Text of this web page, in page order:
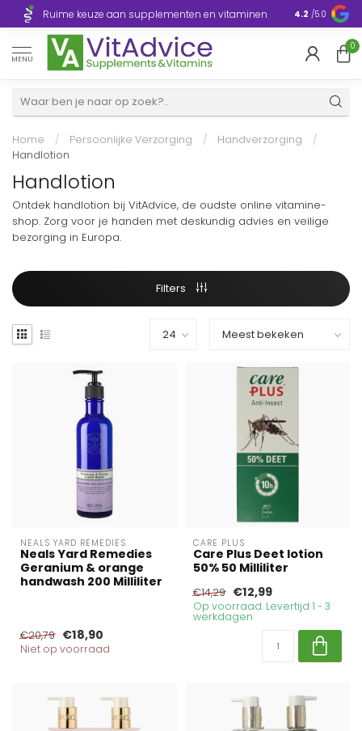
Ruime keuze aan supplementen en vitaminen Europa
4.2 /5.0
MENU
0
Home / Persoonlijke Verzorging / Handverzorging
/
Handlotion
Handlotion
Ontdek handlotion bij VitAdvice, de oudste online vitamine-
shop. Zorg voor je handen met deskundig advies en veilige
bezorging in Europa.
Filters
NEALS YARD REMEDIES
Neals Yard Remedies
Geranium & orange
handwash 200 Milliliter
€20,79 €18,90
Niet op voorraad
CARE PLUS
Care Plus Deet lotion
50% 50 Milliliter
€14,29 €12,99
Op voorraad. Levertijd 1 - 3
werkdagen